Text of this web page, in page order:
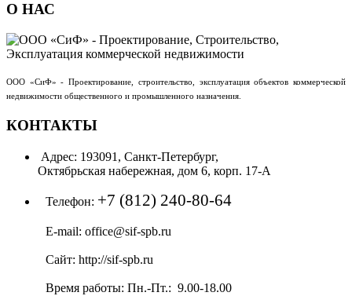
О НАС
ООО «СиФ» - Проектирование, строительство, эксплуатация объектов коммерческой
недвижимости общественного и промышленного назначения.
КОНТАКТЫ
Адрес: 193091, Санкт-Петербург,
Октябрьская набережная, дом 6, корп. 17-А
Телефон: +7 (812) 240-80-64
E-mail: office@sif-spb.ru
Сайт: http://sif-spb.ru
Время работы: Пн.-Пт.: 9.00-18.00